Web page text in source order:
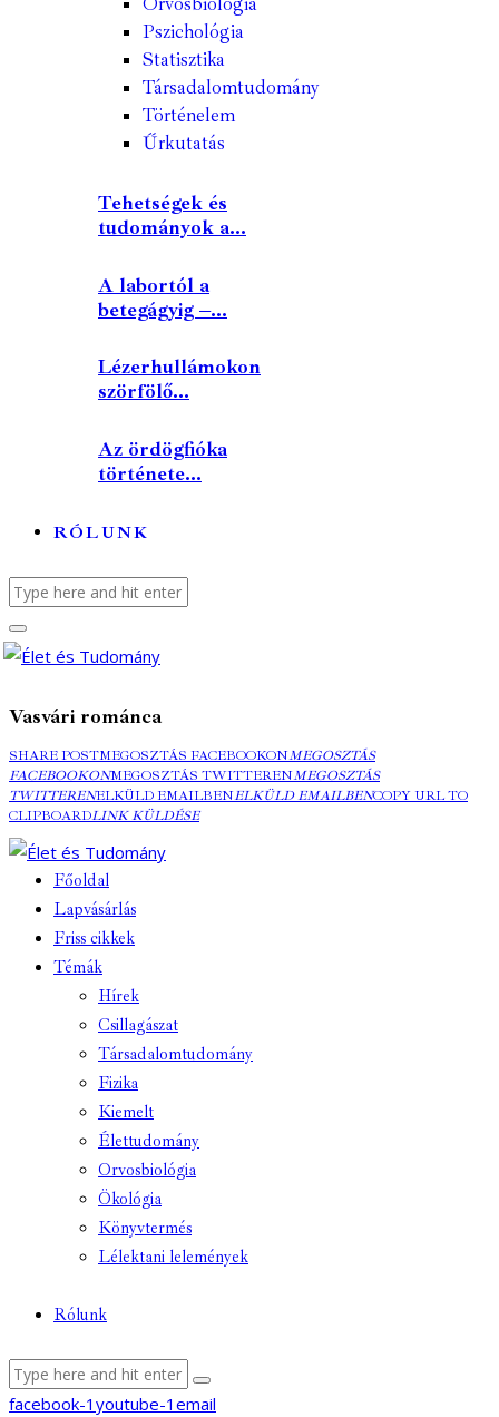
Pszichológia
Statisztika
Társadalomtudomány
Történelem
Űrkutatás
Tehetségek és
tudományok a...
A labortól a
betegágyig –...
Lézerhullámokon
szörfölő...
Az ördögfióka
története...
RÓLUNK
Vasvári románca
SHARE POSTMEGOSZTÁS FACEBOOKONMEGOSZTÁS
FACEBOOKONMEGOSZTÁS TWITTERENMEGOSZTÁS
TWITTERENELKÜLD EMAILBENELKÜLD EMAILBENCOPY URL TO
CLIPBOARDLINK KÜLDÉSE
Főoldal
Lapvásárlás
Friss cikkek
Témák
Hírek
Csillagászat
Társadalomtudomány
Fizika
Kiemelt
Élettudomány
Orvosbiológia
Ökológia
Könyvtermés
Lélektani lelemények
Rólunk
facebook-1 youtube-1 email